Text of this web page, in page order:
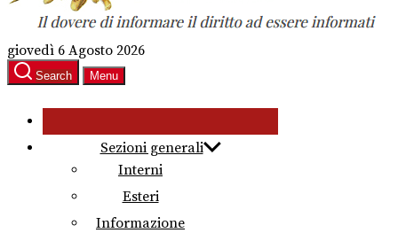
giovedì 6 Agosto 2026
Search Menu
Sezioni generali
Interni
Esteri
Informazione